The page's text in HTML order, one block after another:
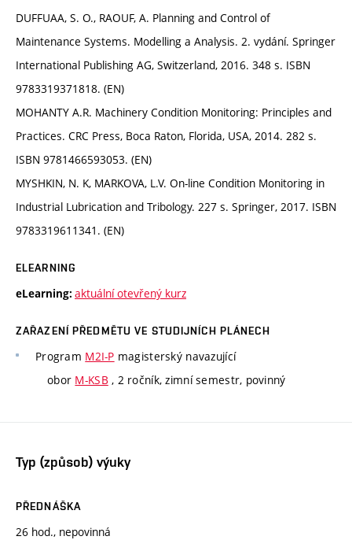
DUFFUAA, S. O., RAOUF, A. Planning and Control of
Maintenance Systems. Modelling a Analysis. 2. vydání. Springer
International Publishing AG, Switzerland, 2016. 348 s. ISBN
9783319371818. (EN)
MOHANTY A.R. Machinery Condition Monitoring: Principles and
Practices. CRC Press, Boca Raton, Florida, USA, 2014. 282 s.
ISBN 9781466593053. (EN)
MYSHKIN, N. K, MARKOVA, L.V. On-line Condition Monitoring in
Industrial Lubrication and Tribology. 227 s. Springer, 2017. ISBN
9783319611341. (EN)
ELEARNING
eLearning: aktuální otevřený kurz
ZAŘAZENÍ PŘEDMĚTU VE STUDIJNÍCH PLÁNECH
Program M2I-P magisterský navazující
obor M-KSB , 2 ročník, zimní semestr, povinný
Typ (způsob) výuky
PŘEDNÁŠKA
26 hod., nepovinná